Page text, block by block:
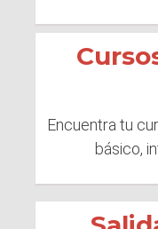
Encuentra tu
básico,